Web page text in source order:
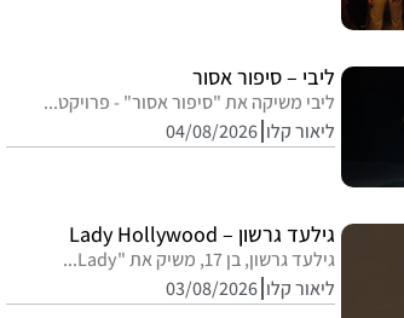
ליבי – סיפור אסור
ליבי משיקה את "סיפור אסור" - פרויקט...
ליאור קלו 04/08/2026
גילעד גרשון – Lady Hollywood
גילעד גרשון, בן 17, משיק את "Lady...
ליאור קלו 03/08/2026